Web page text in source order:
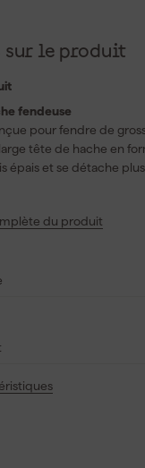
le produit
fendeuse
pour fendre de
tête de hache en
épais et se détache
sur le long terme. Le
notamment grâce à la
Vous
les travaux intensifs
du produit